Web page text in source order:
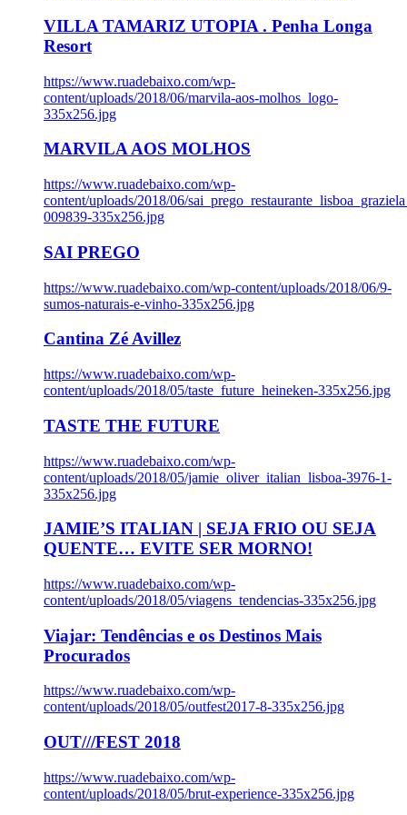
VILLA TAMARIZ UTOPIA . Penha Longa
Resort
https://www.ruadebaixo.com/wp-
content/uploads/2018/06/marvila-aos-molhos_logo-
335x256.jpg
MARVILA AOS MOLHOS
https://www.ruadebaixo.com/wp-
content/uploads/2018/06/
009839-335x256.jpg
SAI PREGO
https://www.ruadebaixo.com/wp-content/uploads/2018/06/9-
sumos-naturais-e-vinho-335x256.jpg
Cantina Zé Avillez
https://www.ruadebaixo.com/wp-
content/uploads/2018/05/taste_future_heineken-335x256.jpg
TASTE THE FUTURE
https://www.ruadebaixo.com/wp-
content/uploads/2018/05/jamie_oliver_italian_lisboa-3976-1-
335x256.jpg
JAMIE’S ITALIAN | SEJA FRIO OU SEJA
QUENTE… EVITE SER MORNO!
https://www.ruadebaixo.com/wp-
content/uploads/2018/05/viagens_tendencias-335x256.jpg
Viajar: Tendências e os Destinos Mais
Procurados
https://www.ruadebaixo.com/wp-
content/uploads/2018/05/outfest2017-8-335x256.jpg
OUT///FEST 2018
https://www.ruadebaixo.com/wp-
content/uploads/2018/05/brut-experience-335x256.jpg